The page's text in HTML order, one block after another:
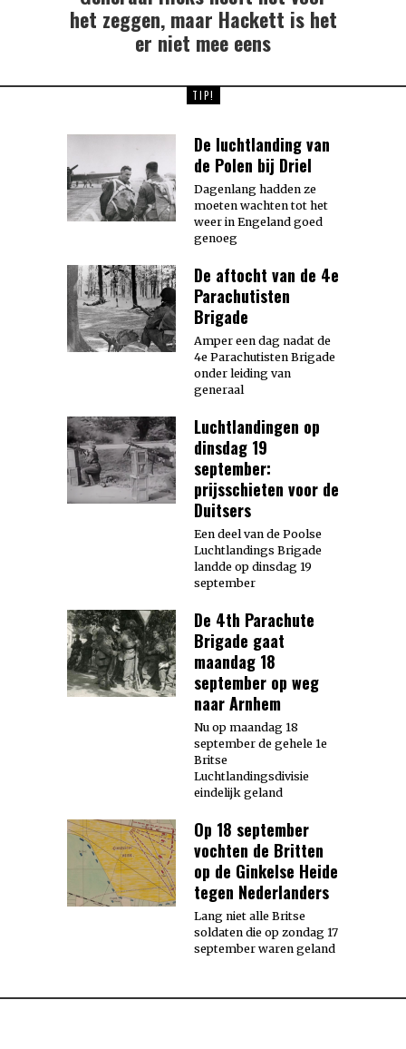
post:
het zeggen, maar Hackett is het
er niet mee eens
TIP!
De luchtlanding van
de Polen bij Driel
Dagenlang hadden ze
moeten wachten tot het
weer in Engeland goed
genoeg
De aftocht van de 4e
Parachutisten
Brigade
Amper een dag nadat de
4e Parachutisten Brigade
onder leiding van
generaal
Luchtlandingen op
dinsdag 19
september:
prijsschieten voor de
Duitsers
Een deel van de Poolse
Luchtlandings Brigade
landde op dinsdag 19
september
De 4th Parachute
Brigade gaat
maandag 18
september op weg
naar Arnhem
Nu op maandag 18
september de gehele 1e
Britse
Luchtlandingsdivisie
eindelijk geland
Op 18 september
vochten de Britten
op de Ginkelse Heide
tegen Nederlanders
Lang niet alle Britse
soldaten die op zondag 17
september waren geland